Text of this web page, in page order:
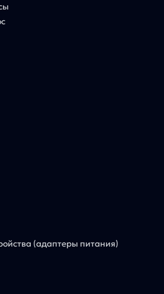
(адаптеры питания)